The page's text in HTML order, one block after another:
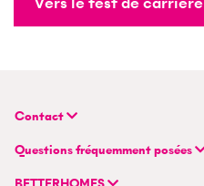
Contact
BETTERHOMES (Suisse) SA
Siège principal
Flurstrasse 55
Questions fréquemment posées
FAQ | Évaluation immobilière